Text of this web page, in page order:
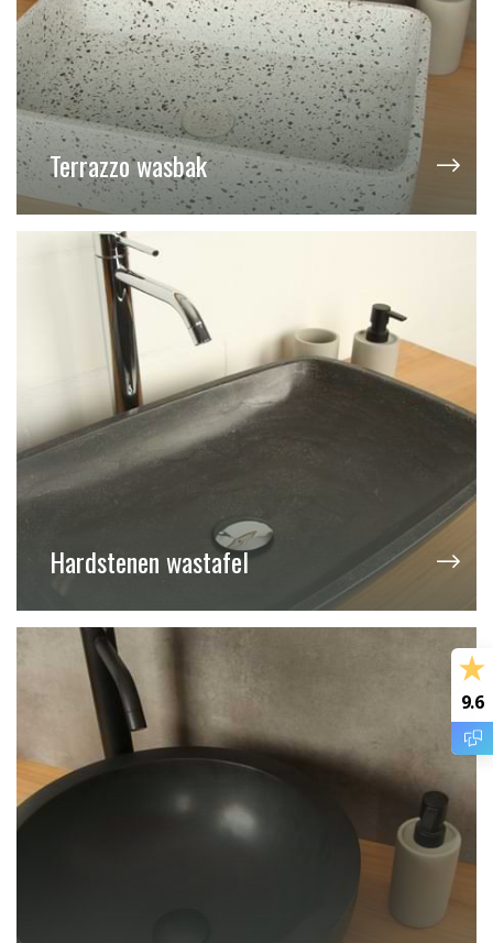
Terrazzo wasbak
Hardstenen wastafel
9.6